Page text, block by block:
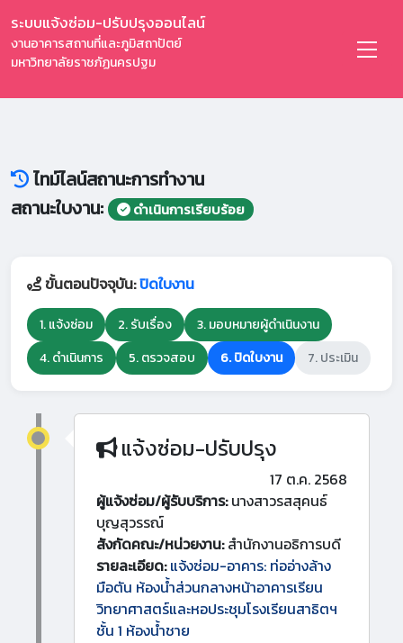
ระบบแจ้งซ่อม-ปรับปรุงออนไลน์
งานอาคารสถานที่และภูมิสถาปัตย์
มหาวิทยาลัยราชภัฏนครปฐม
ไทม์ไลน์สถานะการทำงาน
สถานะใบงาน:
ดำเนินการเรียบร้อย
ขั้นตอนปัจจุบัน:ปิดใบงาน
1. แจ้งซ่อม 2. รับเรื่อง
3. มอบหมายผู้ดำเนินงาน
4. ดำเนินการ
5. ตรวจสอบ 6. ปิดใบงาน 7. ประเมิน
แจ้งซ่อม-ปรับปรุง
17 ต.ค. 2568
ผู้แจ้งซ่อม/ผู้รับบริการ:นางสาวรสสุคนธ์
บุญสุวรรณ์
สังกัดคณะ/หน่วยงาน:สำนักงานอธิการบดี
รายละเอียด: แจ้งซ่อม-อาคาร: ท่ออ่างล้าง
มือตัน ห้องน้ำส่วนกลางหน้าอาคารเรียน
วิทยาศาสตร์และหอประชุมโรงเรียนสาธิตฯ
ชั้น 1 ห้องน้ำชาย